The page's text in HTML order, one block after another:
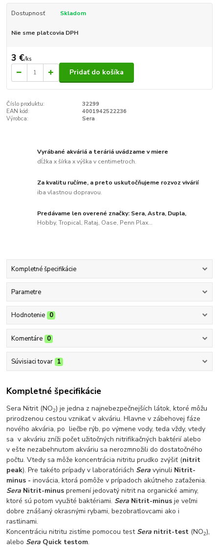
Dostupnosť Skladom
Nie sme platcovia DPH
3 €/ks
Pridať do košíka
Číslo produktu:
32299
EAN kód:
4001942522236
Výrobca:
Sera
Vyrábané akváriá a teráriá uvádzame v miere
dĺžka x šírka x výška v centimetroch.
Za kvalitu ručíme, a preto uskutočňujeme rozvoz vivárií
iba vlastnou dopravou.
Predávame len overené značky: Sera, Astra, Dupla,
Hobby, Tropical, Rataj, Oase, Penn Plax...
Kompletné špecifikácie
Parametre
Hodnotenie 0
Komentáre 0
Súvisiaci tovar 1
Kompletné špecifikácie
Sera Nitrit (NO2) je jedna z najnebezpečnejších látok, ktoré môžu
prirodzenou cestou vznikať v akváriu. Hlavne v zábehovej fáze
nového akvária, po liečbe rýb, po výmene vody, teda vždy, vtedy
sa v akváriu zníži počet užitočných nitrifikačných baktérií alebo
v ešte nezabehnutom akváriu sa nerozmnožili do dostatočného
počtu. Vtedy sa môže koncentrácia nitritu prudko zvýšiť (nitrit
peak). Pre takéto prípady v laboratóriách Sera vyinuli Nitrit-
minus - inovácia, ktorá pomôže v prípadoch akútneho zaťaženia.
Sera Nitrit-minus premení jedovatý nitrit na organické aminy,
ktoré sú potom využité baktériami. Sera Nitrit-minus je veľmi
dobre znášaný okrasnými rybami, bezobratlovcami ako i
rastlinami.
Koncentráciu nitritu zistíme pomocou test Sera nitrit-test (NO2),
alebo Sera Quick testom.